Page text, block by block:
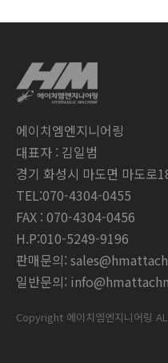
에이치엠엔지니어링
대표자 : 김일범
경기 화성시 마도면 마도로
TEL:070-4304-0455
FAX : 070-4304-0456
H.P:010-5249-9196
판매문의:
일반문의:
Copyright 에이치엠엔지니어링